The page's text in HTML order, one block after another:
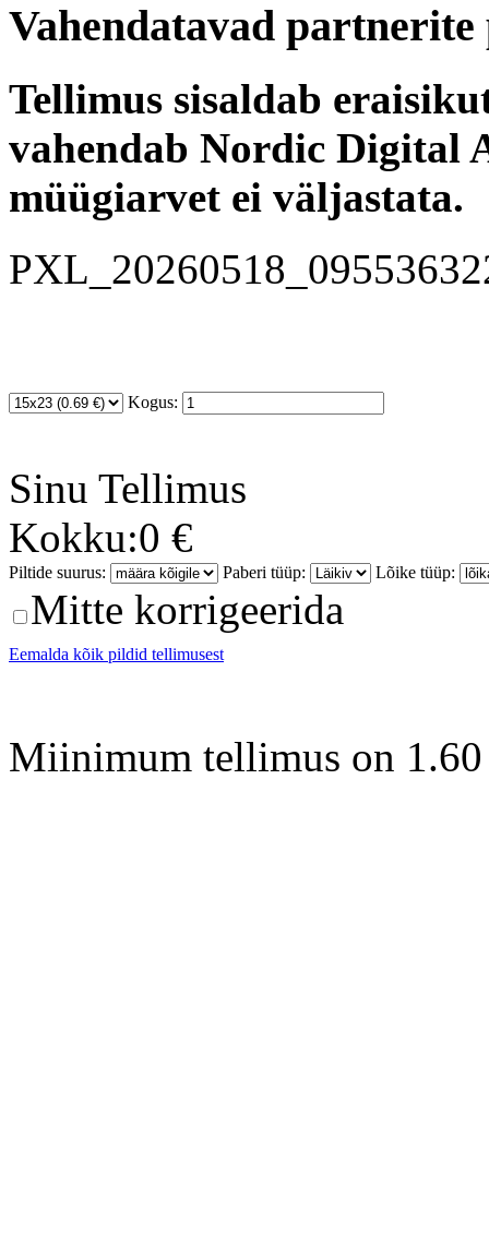
Vahendatavad
Tellimus sisaldab
vahendab Nordic Digital
müügiarvet ei väljastata.
Kogus:
Sinu Tellimus
Kokku:0 €
Piltide suurus: Paberi tüüp: Lõike tüüp:
Mitte korrigeerida
Eemalda kõik pildid tellimusest
Miinimum tellimus on